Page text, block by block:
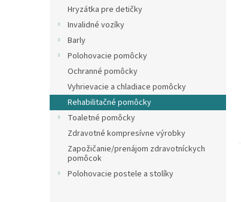
Hryzátka pre detičky
Invalidné vozíky
Barly
Polohovacie pomôcky
Ochranné pomôcky
Vyhrievacie a chladiace pomôcky
Rehabilitačné pomôcky
Toaletné pomôcky
Zdravotné kompresívne výrobky
Zapožičanie/prenájom zdravotníckych
pomôcok
Polohovacie postele a stolíky